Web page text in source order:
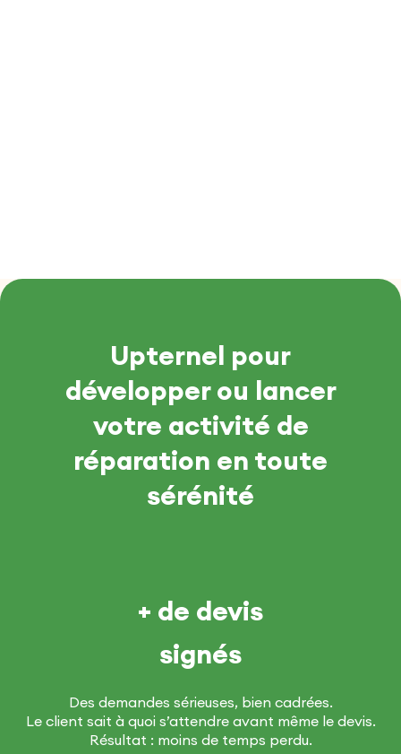
Upternel pour
développer ou lancer
votre activité de
réparation en toute
sérénité
+ de devis
signés
Des demandes sérieuses, bien cadrées.
Le client sait à quoi s’attendre avant même le devis.
Résultat : moins de temps perdu.